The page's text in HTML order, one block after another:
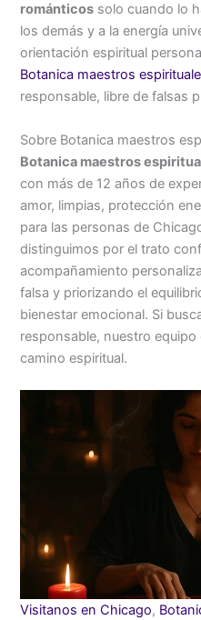
románticos solo cuando lo
los demás y a la energía
orientación espiritual
Botanica maestros
responsable, libre de falsas
Sobre Botanica maestros
Botanica maestros
con más de 12 años de
amor, limpias, protección
para las personas de
distinguimos por el trato
acompañamiento
falsa y priorizando el
bienestar emocional. Si
responsable, nuestro
camino espiritual.
Visitanos en Chicago,